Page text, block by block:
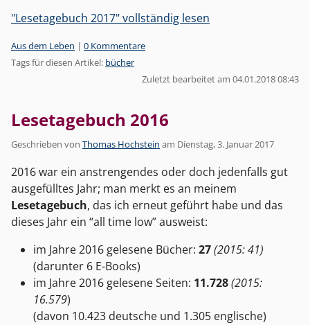
"Lesetagebuch 2017" vollständig lesen
Kategorien:
Aus dem Leben | 0 Kommentare
Tags für diesen Artikel: bücher
Zuletzt bearbeitet am 04.01.2018 08:43
Lesetagebuch 2016
Geschrieben von Thomas Hochstein am Dienstag, 3. Januar 2017
2016 war ein anstrengendes oder doch jedenfalls gut
ausgefülltes Jahr; man merkt es an meinem
Lesetagebuch, das ich erneut geführt habe und das
dieses Jahr ein “all time low” ausweist:
im Jahre 2016 gelesene Bücher: 27(2015: 41)
(darunter 6 E-Books)
im Jahre 2016 gelesene Seiten: 11.728(2015:
16.579)
(davon 10.423 deutsche und 1.305 englische)